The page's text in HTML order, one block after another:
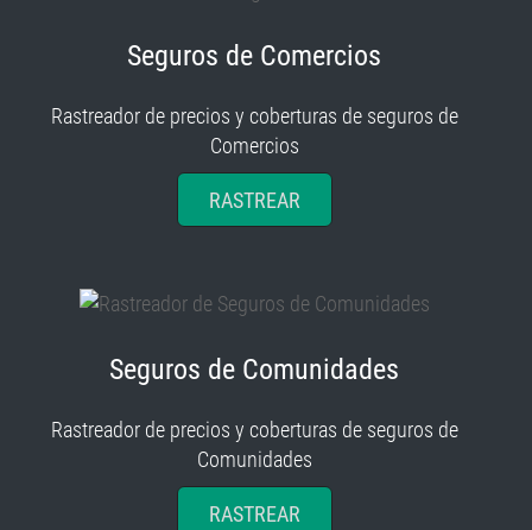
Seguros de Comercios
Rastreador de precios y coberturas de seguros de
Comercios
RASTREAR
Seguros de Comunidades
Rastreador de precios y coberturas de seguros de
Comunidades
RASTREAR